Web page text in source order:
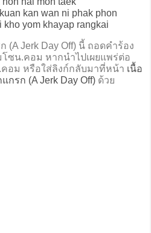
kan wan ni phak phon
kho yom khayap rangkai
(A Jerk Day Off) นี้ ถอดคำร้อง
ซน.คอม หากนำไปเผยแพร่ต่อ
อม หรือใส่ลิงก์กลับมาที่หน้า เนื้อ
กรก (A Jerk Day Off) ด้วย